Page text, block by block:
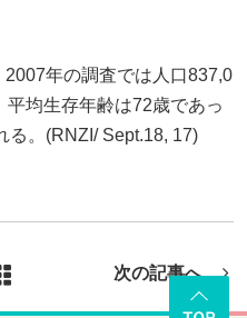
年の調査では人口837,0
均生存年齢は72歳であっ
る。(RNZI/ Sept.18, 17)
次の記事へ